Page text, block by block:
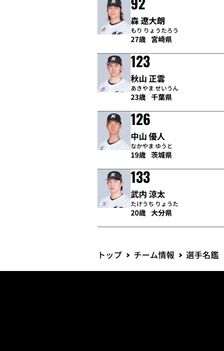
森 遼大朗
もり りょうたろう
27歳 宮崎県
123
秋山 正雲
あきやま せいうん
23歳 千葉県
126
中山 優人
なかやま ゆうと
19歳 茨城県
133
武内 涼太
たけうち りょうた
20歳 大分県
トップ チーム情報 選手名鑑